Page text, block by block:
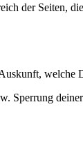
der Seiten,
welche
Sperrung